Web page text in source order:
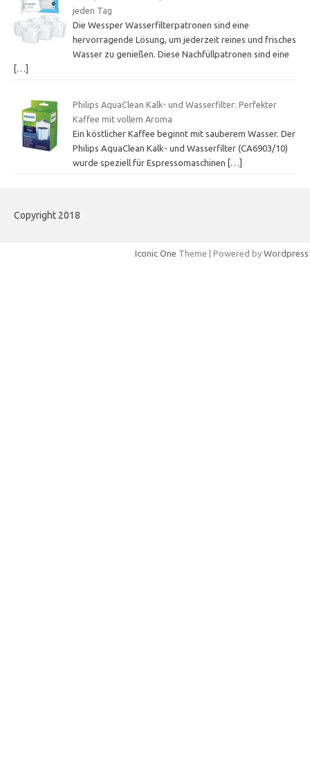
jeden Tag
Die Wessper Wasserfilterpatronen sind eine
hervorragende Lösung, um jederzeit reines und frisches
Wasser zu genießen. Diese Nachfüllpatronen sind eine
[…]
Philips AquaClean Kalk- und Wasserfilter: Perfekter
Kaffee mit vollem Aroma
Ein köstlicher Kaffee beginnt mit sauberem Wasser. Der
Philips AquaClean Kalk- und Wasserfilter (CA6903/10)
wurde speziell für Espressomaschinen […]
Copyright 2018
Iconic One Theme | Powered by Wordpress